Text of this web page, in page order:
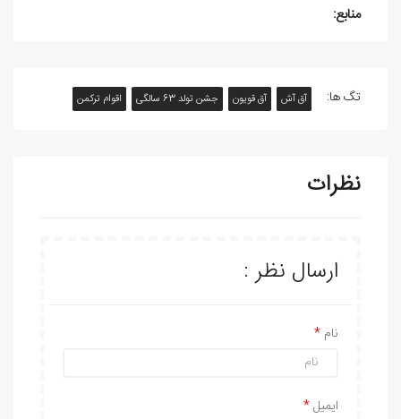
منابع:
تگ ها: آق آش آق قویون جشن تولد 63 سالگی اقوام ترکمن
نظرات
ارسال نظر :
نام
ایمیل